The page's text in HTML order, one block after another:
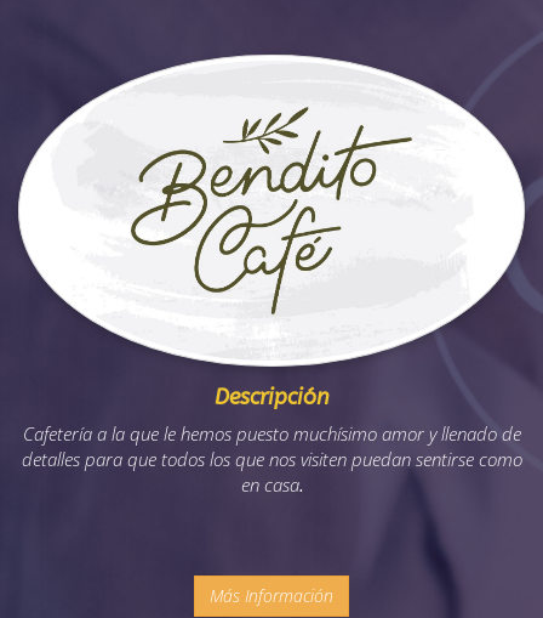
Descripción
Cafetería a la que le hemos puesto muchísimo amor y llenado de
detalles para que todos los que nos visiten puedan sentirse como
en casa.
Más Información